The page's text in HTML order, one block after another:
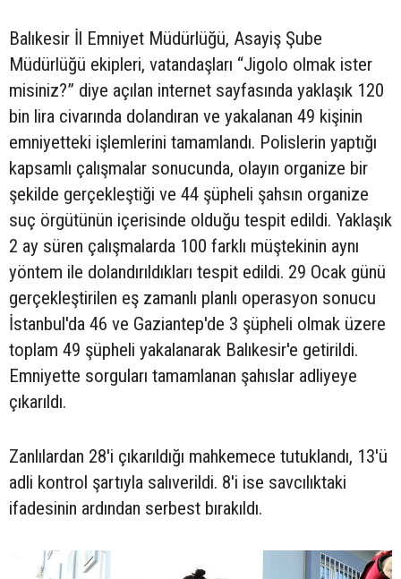
Balıkesir İl Emniyet Müdürlüğü, Asayiş Şube
Müdürlüğü ekipleri, vatandaşları “Jigolo olmak ister
misiniz?” diye açılan internet sayfasında yaklaşık 120
bin lira civarında dolandıran ve yakalanan 49 kişinin
emniyetteki işlemlerini tamamlandı. Polislerin yaptığı
kapsamlı çalışmalar sonucunda, olayın organize bir
şekilde gerçekleştiği ve 44 şüpheli şahsın organize
suç örgütünün içerisinde olduğu tespit edildi. Yaklaşık
2 ay süren çalışmalarda 100 farklı müştekinin aynı
yöntem ile dolandırıldıkları tespit edildi. 29 Ocak günü
gerçekleştirilen eş zamanlı planlı operasyon sonucu
İstanbul'da 46 ve Gaziantep'de 3 şüpheli olmak üzere
toplam 49 şüpheli yakalanarak Balıkesir'e getirildi.
Emniyette sorguları tamamlanan şahıslar adliyeye
çıkarıldı.
Zanlılardan 28'i çıkarıldığı mahkemece tutuklandı, 13'ü
adli kontrol şartıyla salıverildi. 8'i ise savcılıktaki
ifadesinin ardından serbest bırakıldı.